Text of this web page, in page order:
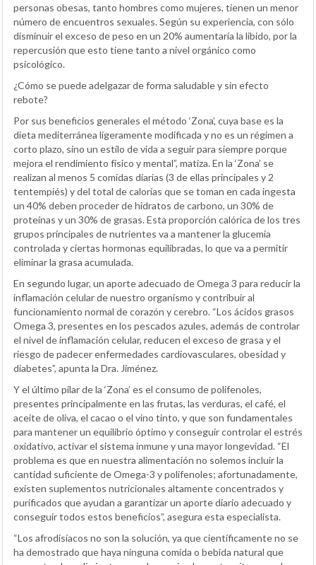
personas obesas, tanto hombres como mujeres, tienen un menor
número de encuentros sexuales. Según su experiencia, con sólo
disminuir el exceso de peso en un 20% aumentaría la libido, por la
repercusión que esto tiene tanto a nivel orgánico como
psicológico.
¿Cómo se puede adelgazar de forma saludable y sin efecto
rebote?
Por sus beneficios generales el método ‘Zona’, cuya base es la
dieta mediterránea ligeramente modificada y no es un régimen a
corto plazo, sino un estilo de vida a seguir para siempre porque
mejora el rendimiento físico y mental”, matiza. En la ‘Zona’ se
realizan al menos 5 comidas diarias (3 de ellas principales y 2
tentempiés) y del total de calorías que se toman en cada ingesta
un 40% deben proceder de hidratos de carbono, un 30% de
proteínas y un 30% de grasas. Esta proporción calórica de los tres
grupos principales de nutrientes va a mantener la glucemia
controlada y ciertas hormonas equilibradas, lo que va a permitir
eliminar la grasa acumulada.
En segundo lugar, un aporte adecuado de Omega 3 para reducir la
inflamación celular de nuestro organismo y contribuir al
funcionamiento normal de corazón y cerebro. “Los ácidos grasos
Omega 3, presentes en los pescados azules, además de controlar
el nivel de inflamación celular, reducen el exceso de grasa y el
riesgo de padecer enfermedades cardiovasculares, obesidad y
diabetes”, apunta la Dra. Jiménez.
Y el último pilar de la ‘Zona’ es el consumo de polifenoles,
presentes principalmente en las frutas, las verduras, el café, el
aceite de oliva, el cacao o el vino tinto, y que son fundamentales
para mantener un equilibrio óptimo y conseguir controlar el estrés
oxidativo, activar el sistema inmune y una mayor longevidad. “El
problema es que en nuestra alimentación no solemos incluir la
cantidad suficiente de Omega-3 y polifenoles; afortunadamente,
existen suplementos nutricionales altamente concentrados y
purificados que ayudan a garantizar un aporte diario adecuado y
conseguir todos estos beneficios”, asegura esta especialista.
“Los afrodisíacos no son la solución, ya que científicamente no se
ha demostrado que haya ninguna comida o bebida natural que